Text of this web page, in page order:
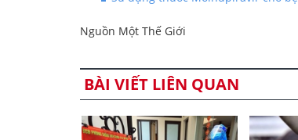
Nguồn Một Thế Giới
BÀI VIẾT LIÊN QUAN